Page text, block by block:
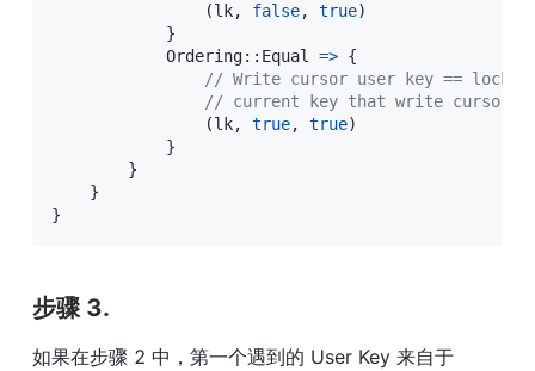
(lk, false, true)
}
Ordering:: Equal => {
// Write cursor user key == lock
// current key that write cursor
(lk, true, true)
}
}
}
}
步骤 3.
如果在步骤 2 中，第一个遇到的 User Key 来自于